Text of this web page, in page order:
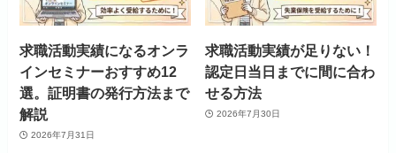
求職活動実績になるオンラ
インセミナーおすすめ12
選。証明書の発行方法まで
解説
2026年7月31日
求職活動実績が足りない！
認定日当日までに間に合わ
せる方法
2026年7月30日